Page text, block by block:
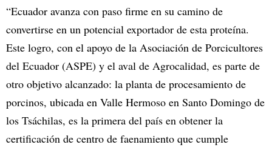
“Ecuador avanza con paso firme en su camino de
convertirse en un potencial exportador de esta proteína.
Este logro, con el apoyo de la Asociación de Porcicultores
del Ecuador (ASPE) y el aval de Agrocalidad, es parte de
otro objetivo alcanzado: la planta de procesamiento de
porcinos, ubicada en Valle Hermoso en Santo Domingo de
los Tsáchilas, es la primera del país en obtener la
certificación de centro de faenamiento que cumple